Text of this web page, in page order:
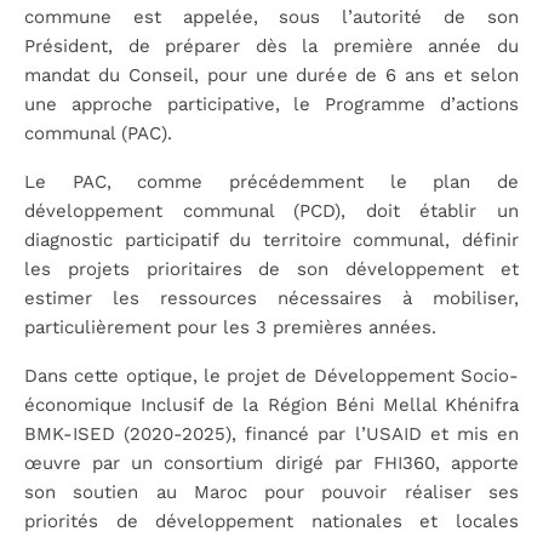
commune est appelée, sous l’autorité de son
Président, de préparer dès la première année du
mandat du Conseil, pour une durée de 6 ans et selon
une approche participative, le Programme d’actions
communal (PAC).
Le PAC, comme précédemment le plan de
développement communal (PCD), doit établir un
diagnostic participatif du territoire communal, définir
les projets prioritaires de son développement et
estimer les ressources nécessaires à mobiliser,
particulièrement pour les 3 premières années.
Dans cette optique, le projet de Développement Socio-
économique Inclusif de la Région Béni Mellal Khénifra
BMK-ISED (2020-2025), financé par l’USAID et mis en
œuvre par un consortium dirigé par FHI360, apporte
son soutien au Maroc pour pouvoir réaliser ses
priorités de développement nationales et locales